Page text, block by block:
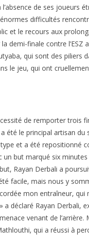
de ses joueurs
difficultés
et le recours aux
demi-finale contre l’ESZ
qui sont des piliers
le jeu, qui ont
de remporter trois
le principal artisan du
et a été repositionné
but marqué six
Rayan Derbali a
facile, mais nous y
mon entraîneur, qui
déclaré Rayan Derbali,
venant de
qui a réussi à